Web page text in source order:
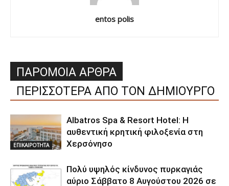
entos polis
ΠΑΡΟΜΟΙΑ ΑΡΘΡΑ
ΠΕΡΙΣΣΟΤΕΡΑ ΑΠΟ ΤΟΝ ΔΗΜΙΟΥΡΓΟ
ΕΠΙΚΑΙΡΟΤΗΤΑ
Albatros Spa & Resort Hotel: Η
αυθεντική κρητική φιλοξενία στη
Χερσόνησο
Πολύ υψηλός κίνδυνος πυρκαγιάς
αύριο Σάββατο 8 Αυγούστου 2026 σε